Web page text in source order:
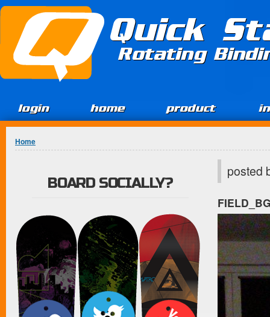
Jump to Content
Quick
Rotating
login home product
You are here
Home
posted
BOARD SOCIALLY?